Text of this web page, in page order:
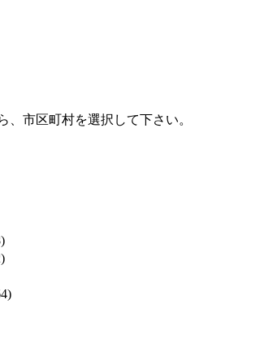
市区町村を選択して下さい。